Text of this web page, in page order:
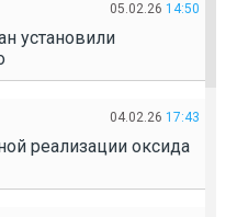
05.02.26 14:50
установили
04.02.26 17:43
реализации оксида